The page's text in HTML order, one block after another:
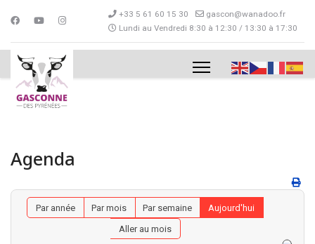
+33 5 61 60 15 30
gascon@wanadoo.fr
Lundi au Vendredi 8:30 à 12:30 / 13:30 à 17:30
Agenda
Par année Par mois Par semaine
Aujourd'hui
Aller au mois